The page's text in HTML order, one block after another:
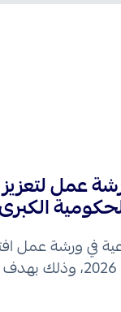
عمل
في ورشة عمل
للسلامة والصحة المهنية